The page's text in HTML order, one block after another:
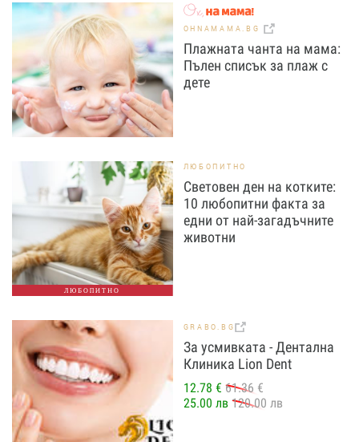
OHNAMAMA.BG
Плажната чанта на мама:
Пълен списък за плаж с
дете
ЛЮБОПИТНО
ЛЮБОПИТНО
Световен ден на котките:
10 любопитни факта за
едни от най-загадъчните
животни
GRABO.BG
За усмивката - Дентална
Клиника Lion Dent
12.78 € 61.36 €
25.00 лв 120.00 лв